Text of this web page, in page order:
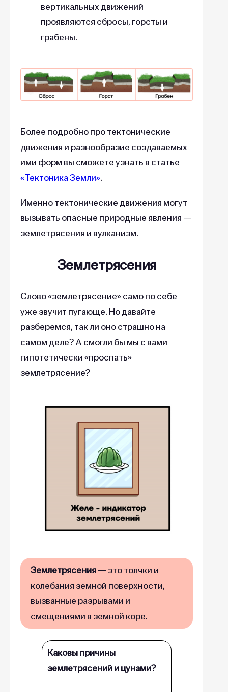
вертикальных движений
проявляются сбросы, горсты и
грабены.
Более подробно про тектонические
движения и разнообразие создаваемых
ими форм вы сможете узнать в статье
«Тектоника Земли».
Именно тектонические движения могут
вызывать опасные природные явления —
землетрясения и вулканизм.
Землетрясения
Слово «землетрясение» само по себе
уже звучит пугающе. Но давайте
разберемся, так ли оно страшно на
самом деле? А смогли бы мы с вами
гипотетически «проспать»
землетрясение?
Землетрясения— это толчки и
колебания земной поверхности,
вызванные разрывами и
смещениями в земной коре.
Каковы причины
землетрясений и цунами?